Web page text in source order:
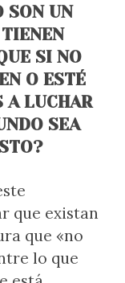
SON UN
SI NO
O ESTÉ
A LUCHAR
SEA
que existan
que «no
lo que